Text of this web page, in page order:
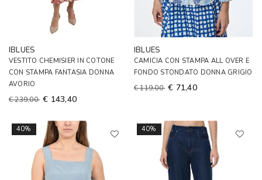
IBLUES
VESTITO CHEMISIER IN COTONE
CON STAMPA FANTASIA DONNA
AVORIO
€ 239,00 € 143,40
IBLUES
CAMICIA CON STAMPA ALL OVER E
FONDO STONDATO DONNA GRIGIO
€ 119,00 € 71,40
40% 40%